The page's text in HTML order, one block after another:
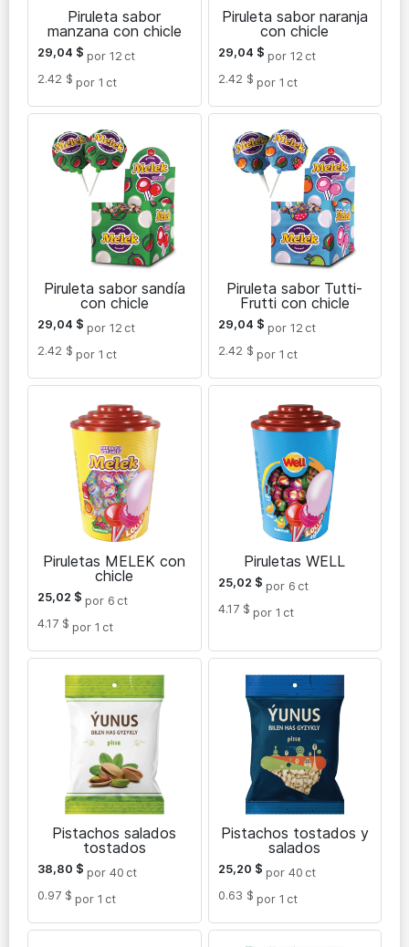
Piruleta sabor
manzana con chicle
29,04 $ por 12 ct
2.42 $ por 1 ct
Piruleta sabor naranja
con chicle
29,04 $ por 12 ct
2.42 $ por 1 ct
Piruleta sabor sandía
con chicle
29,04 $ por 12 ct
2.42 $ por 1 ct
Piruleta sabor Tutti-
Frutti con chicle
29,04 $ por 12 ct
2.42 $ por 1 ct
Piruletas MELEK con
chicle
25,02 $ por 6 ct
4.17 $ por 1 ct
Piruletas WELL
25,02 $ por 6 ct
4.17 $ por 1 ct
Pistachos salados
tostados
38,80 $ por 40 ct
0.97 $ por 1 ct
Pistachos tostados y
salados
25,20 $ por 40 ct
0.63 $ por 1 ct